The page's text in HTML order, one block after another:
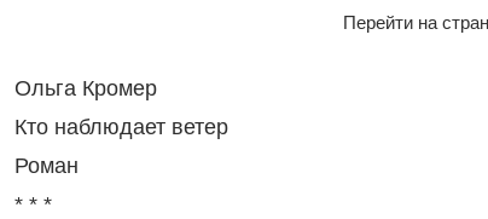
Перейти на
Ольга Кромер
Кто наблюдает ветер
Роман
* * *